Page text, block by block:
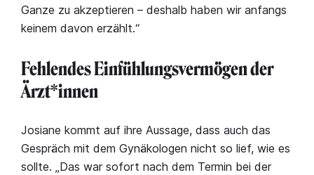
Ganze zu akzeptieren – deshalb haben wir anfangs
keinem davon erzählt.“
Fehlendes Einfühlungsvermögen der
Ärzt*innen
Josiane kommt auf ihre Aussage, dass auch das
Gespräch mit dem Gynäkologen nicht so lief, wie es
sollte. „Das war sofort nach dem Termin bei der